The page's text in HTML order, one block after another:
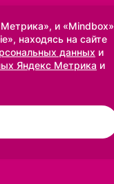
и «Mindbox»
находясь на сайте
данных и
Яндекс Метрика и